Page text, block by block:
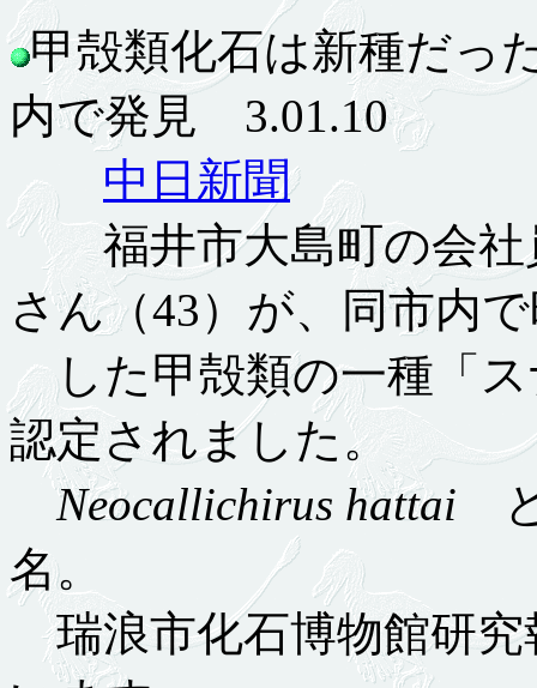
甲殻類化石は新種だ
内で発見 3.01.10
中日新聞
福井市大島町の会社
さん（43）が、同市内
した甲殻類の一種「ス
認定されました。
Neocallichirus hattai
名。
瑞浪市化石博物館研究